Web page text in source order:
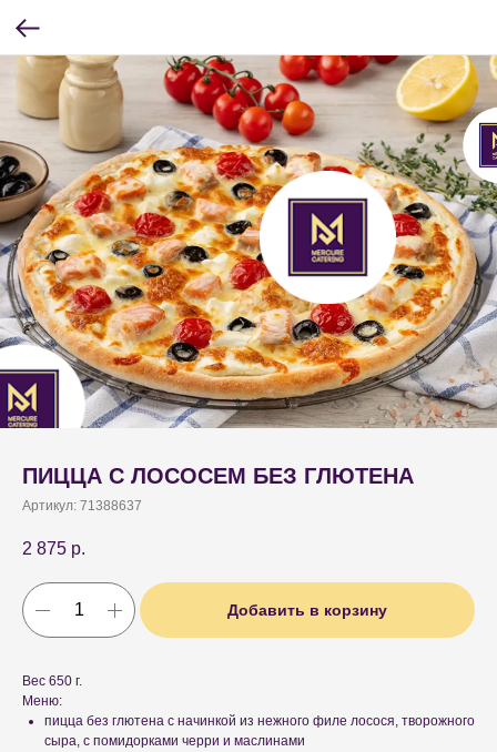
ПИЦЦА С ЛОСОСЕМ БЕЗ ГЛЮТЕНА
Артикул: 71388637
2 875 р.
Добавить в корзину
Вес 650 г.
Меню:
пицца без глютена с начинкой из нежного филе лосося, творожного
сыра, с помидорками черри и маслинами